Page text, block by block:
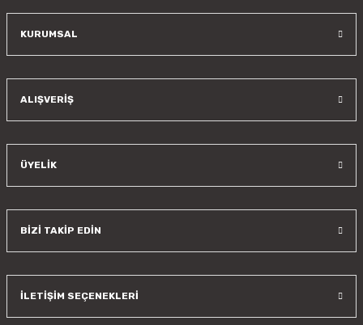
KURUMSAL
ALIŞVERİŞ
ÜYELİK
BİZİ TAKİP EDİN
İLETİŞİM SEÇENEKLERİ